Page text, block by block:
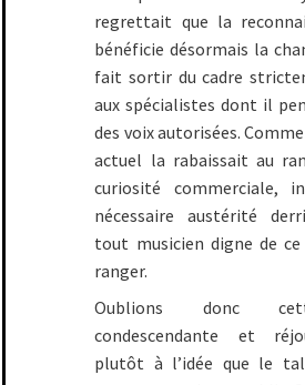
regrettait que la
bénéficie désormais la
fait sortir du cadre
aux spécialistes dont il
des voix autorisées.
actuel la rabaissait au
curiosité commerciale,
nécessaire austérité
tout musicien digne de
ranger.
Oublions donc
condescendante et
plutôt à l’idée que le